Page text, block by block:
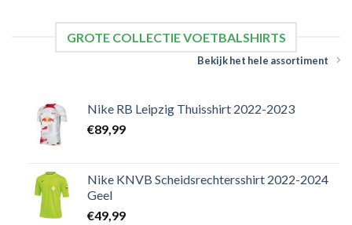
GROTE COLLECTIE VOETBALSHIRTS
Bekijk het hele assortiment
Nike RB Leipzig Thuisshirt 2022-2023
€89,99
Nike KNVB Scheidsrechtersshirt 2022-2024
Geel
€49,99